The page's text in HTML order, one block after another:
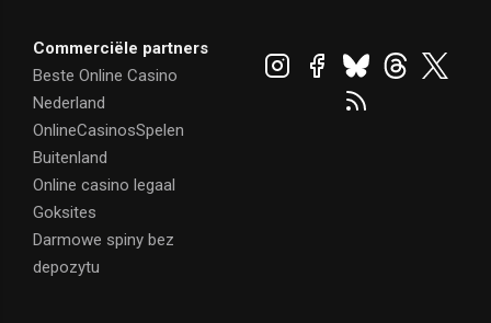
Commerciële partners
Beste Online Casino
Nederland
OnlineCasinosSpelen
Buitenland
Online casino legaal
Goksites
Darmowe spiny bez
depozytu